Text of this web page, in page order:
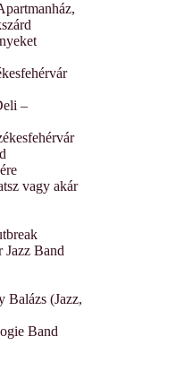
–
vagy akár
Jazz Band
Balázs (Jazz,
Band